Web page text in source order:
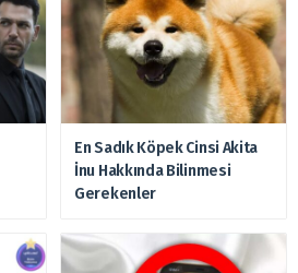
En Sadık Köpek Cinsi Akita
İnu Hakkında Bilinmesi
Gerekenler